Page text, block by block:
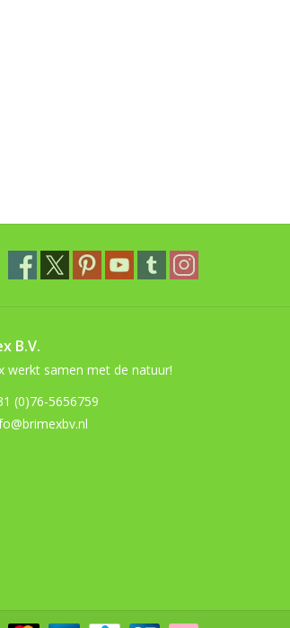
B.V.
werkt samen met de natuur!
(0)76-5656759